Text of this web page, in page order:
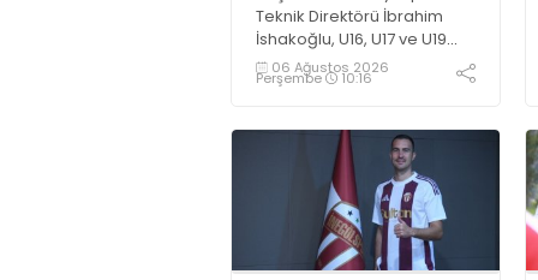
Teknik Direktörü İbrahim
İshakoğlu, U16, U17 ve U19
takımlarının mücadele
edeceği Gelişim Ligi
bulundu. Genç oyuncuların
gelişimine dikkat çeken
İshakoğlu, hedeflerinin
sadece sonuç almak değil,
Türk futboluna örnek
sporcular kazandırmak
olduğunu söyledi
06 Ağustos 2026
Perşembe 10:16